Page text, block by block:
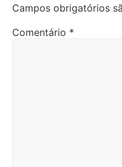
Campos obrigatórios
Comentário *